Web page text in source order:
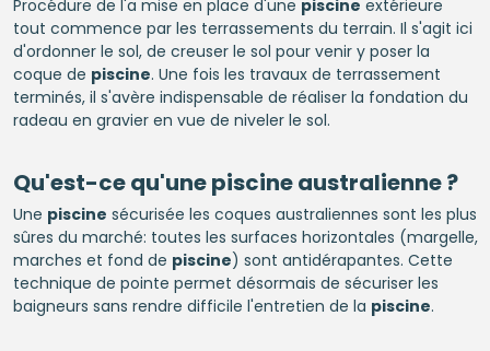
Procédure de l'a mise en place d'une piscine extérieure
tout commence par les terrassements du terrain. Il s'agit ici
d'ordonner le sol, de creuser le sol pour venir y poser la
coque de piscine. Une fois les travaux de terrassement
terminés, il s'avère indispensable de réaliser la fondation du
radeau en gravier en vue de niveler le sol.
Qu'est-ce qu'unepiscineaustralienne ?
Une piscine sécurisée les coques australiennes sont les plus
sûres du marché: toutes les surfaces horizontales (margelle,
marches et fond de piscine) sont antidérapantes. Cette
technique de pointe permet désormais de sécuriser les
baigneurs sans rendre difficile l'entretien de la piscine.